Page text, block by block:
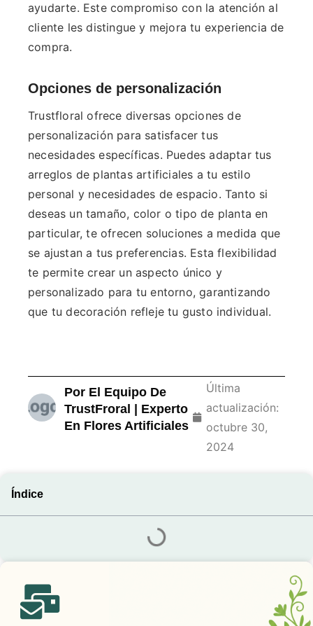
ayudarte. Este compromiso con la atención al
cliente les distingue y mejora tu experiencia de
compra.
Opciones de personalización
Trustfloral ofrece diversas opciones de
personalización para satisfacer tus
necesidades específicas. Puedes adaptar tus
arreglos de plantas artificiales a tu estilo
personal y necesidades de espacio. Tanto si
deseas un tamaño, color o tipo de planta en
particular, te ofrecen soluciones a medida que
se ajustan a tus preferencias. Esta flexibilidad
te permite crear un aspecto único y
personalizado para tu entorno, garantizando
que tu decoración refleje tu gusto individual.
Por El Equipo De
TrustFroral | Experto
En Flores Artificiales
Última
actualización:
octubre 30,
2024
Índice